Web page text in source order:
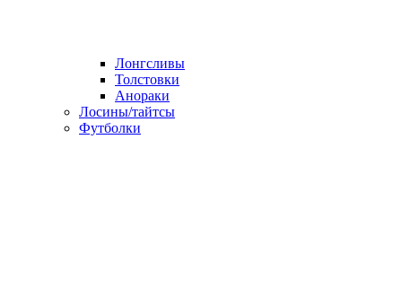
Лонгсливы
Толстовки
Анораки
Лосины/тайтсы
Футболки